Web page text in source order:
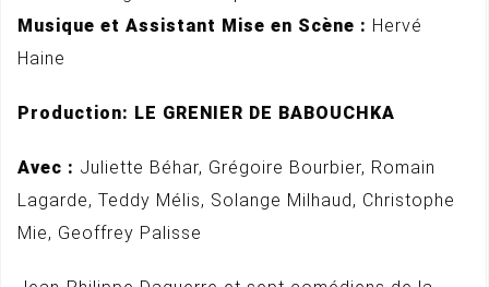
Musique et Assistant Mise en Scène : Hervé
Haine
Production: LE GRENIER DE BABOUCHKA
Avec : Juliette Béhar, Grégoire Bourbier, Romain
Lagarde, Teddy Mélis, Solange Milhaud, Christophe
Mie, Geoffrey Palisse